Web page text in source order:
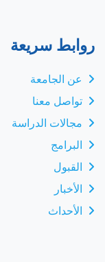
روابط سريعة
عن الجامعة
تواصل معنا
مجالات الدراسة
البرامج
القبول
الأخبار
الأحداث